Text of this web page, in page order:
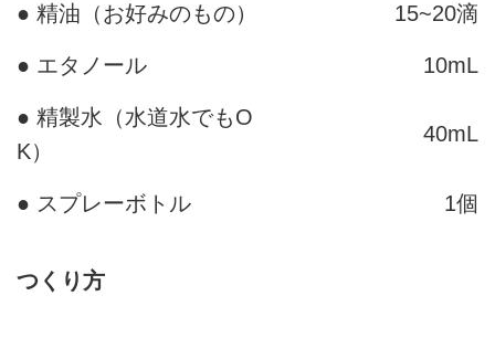
● 精油（お好みのもの） 15~20滴
● エタノール 10mL
● 精製水（水道水でもO
K）
40mL
● スプレーボトル 1個
つくり方